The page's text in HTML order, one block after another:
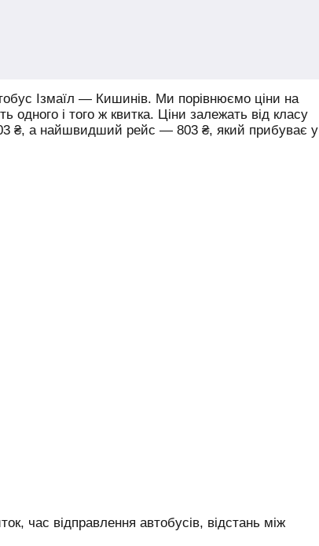
Ізмаїл — Кишинів. Ми порівнюємо ціни на
одного і того ж квитка. Ціни залежать від класу
₴, а найшвидший рейс — 803 ₴, який прибуває у
час відправлення автобусів, відстань між